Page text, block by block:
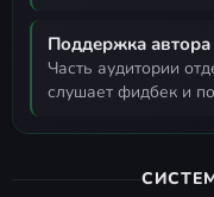
Поддержка автора
часть аудитории отдельно отмечает, что автор
слушает фидбек и